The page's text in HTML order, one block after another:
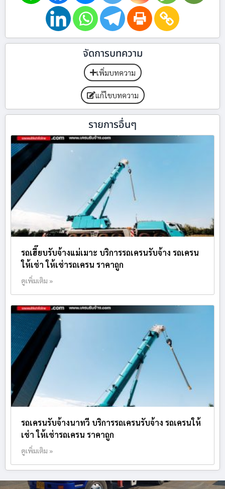
จัดการบทความ
เพิ่มบทความ
แก้ไขบทความ
รายการอื่นๆ
รถเฮี๊ยบรับจ้างแม่เมาะ บริการรถเครนรับจ้าง รถเครน
ให้เช่า ให้เช่ารถเครน ราคาถูก
ดูเพิ่มเติม »
รถเครนรับจ้างนาทวี บริการรถเครนรับจ้าง รถเครนให้
เช่า ให้เช่ารถเครน ราคาถูก
ดูเพิ่มเติม »